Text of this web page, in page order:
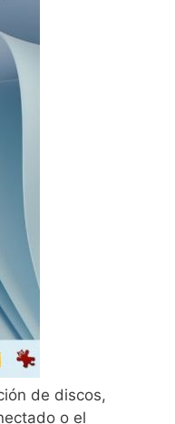
de discos,
o el